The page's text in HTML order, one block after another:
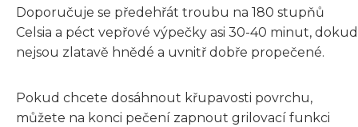
Doporučuje se předehřát troubu na 180 stupňů
Celsia a péct vepřové výpečky asi 30-40 minut, dokud
nejsou zlatavě hnědé a uvnitř dobře propečené.
Pokud chcete dosáhnout křupavosti povrchu,
můžete na konci pečení zapnout grilovací funkci